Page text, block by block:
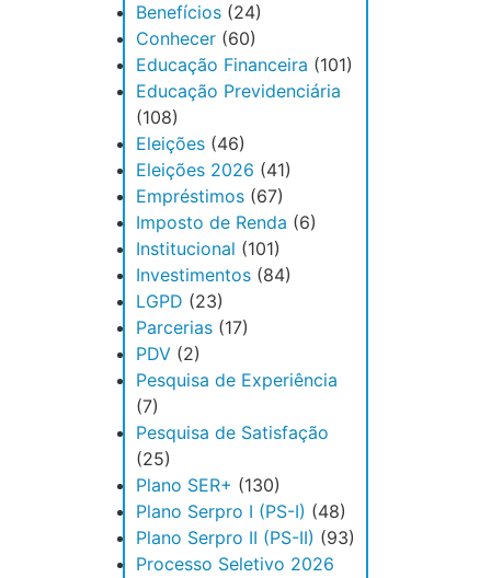
Benefícios (24)
Conhecer (60)
Educação Financeira (101)
Educação Previdenciária
(108)
Eleições (46)
Eleições 2026 (41)
Empréstimos (67)
Imposto de Renda (6)
Institucional (101)
Investimentos (84)
LGPD (23)
Parcerias (17)
PDV (2)
Pesquisa de Experiência
(7)
Pesquisa de Satisfação
(25)
Plano SER+ (130)
Plano Serpro I (PS-I) (48)
Plano Serpro II (PS-II) (93)
Processo Seletivo 2026